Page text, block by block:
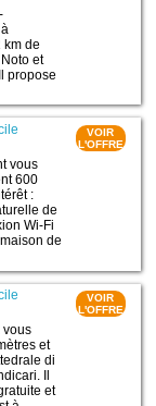
km de
et
propose
vous
600
:
de
Wi-Fi
de
VOIR
L'OFFRE
vous
et
di
Il
et
VOIR
L'OFFRE